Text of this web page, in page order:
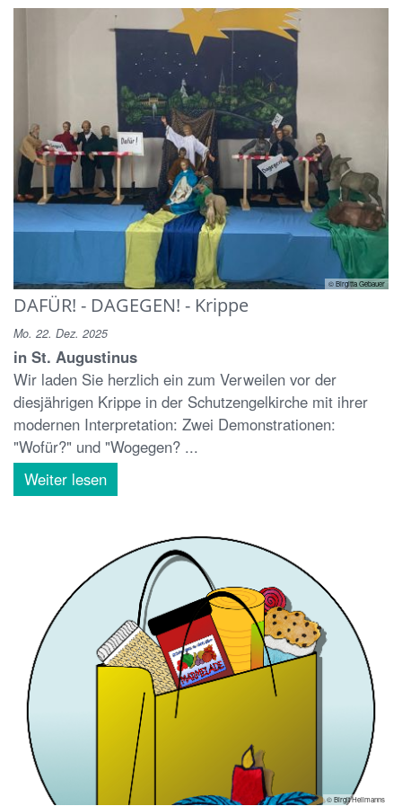
© Birgitta Gebauer
DAFÜR! - DAGEGEN! - Krippe
Mo. 22. Dez. 2025
in St. Augustinus
Wir laden Sie herzlich ein zum Verweilen vor der
diesjährigen Krippe in der Schutzengelkirche mit ihrer
modernen Interpretation: Zwei Demonstrationen:
"Wofür?" und "Wogegen? ...
Weiter lesen
© Birgit Hellmanns